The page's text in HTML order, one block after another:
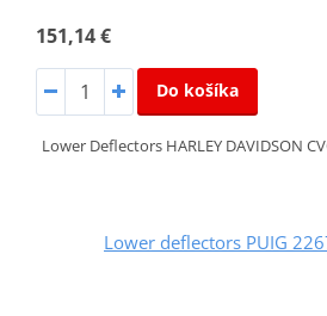
151,14 €
Do košíka
Lower Deflectors HARLEY DAVIDSON
Lower deflectors PUIG